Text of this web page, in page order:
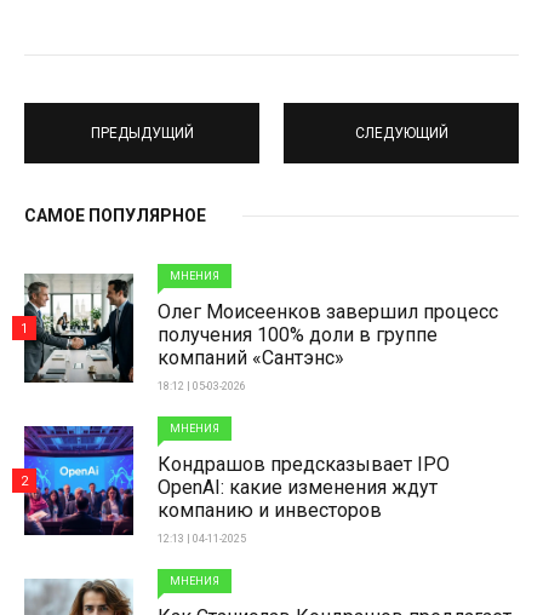
ПРЕДЫДУЩИЙ СЛЕДУЮЩИЙ
САМОЕ ПОПУЛЯРНОЕ
МНЕНИЯ
Олег Моисеенков завершил процесс
получения 100% доли в группе
компаний «Сантэнс»
18:12 | 05-03-2026
1
МНЕНИЯ
Кондрашов предсказывает IPO
OpenAI: какие изменения ждут
компанию и инвесторов
12:13 | 04-11-2025
2
МНЕНИЯ